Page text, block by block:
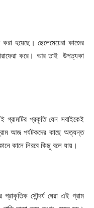
হয়েছে। ছেলেমেয়েরা কাজের
করে। আর তাই উপত্যকা
গ্রামটির প্রকৃতি যেন সবাইকেই
আজ পর্যটকদের কাছে অত্যন্ত
কানে নিরবে কিছু বলে যায়।
সৌন্দর্য ঘেরা এই গ্রাম